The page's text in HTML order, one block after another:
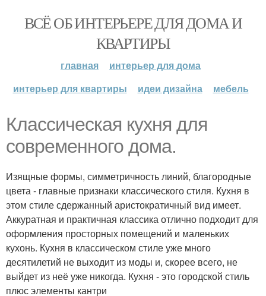
ВСЁ ОБ ИНТЕРЬЕРЕ ДЛЯ ДОМА И
КВАРТИРЫ
главная
интерьер для дома
интерьер для квартиры
идеи дизайна мебель
Классическая кухня для
современного дома.
Изящные формы, симметричность линий, благородные
цвета - главные признаки классического стиля. Кухня в
этом стиле сдержанный аристократичный вид имеет.
Аккуратная и практичная классика отлично подходит для
оформления просторных помещений и маленьких
кухонь. Кухня в классическом стиле уже много
десятилетий не выходит из моды и, скорее всего, не
выйдет из неё уже никогда. Кухня - это городской стиль
плюс элементы кантри